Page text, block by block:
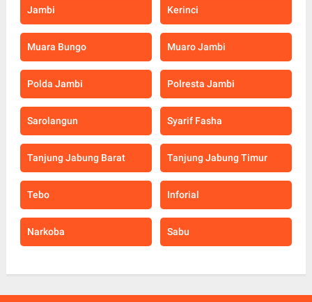
Jambi Kerinci
Muara Bungo Muaro Jambi
Polda Jambi Polresta Jambi
Sarolangun Syarif Fasha
Tanjung Jabung Barat Tanjung Jabung Timur
Tebo Inforial
Narkoba Sabu